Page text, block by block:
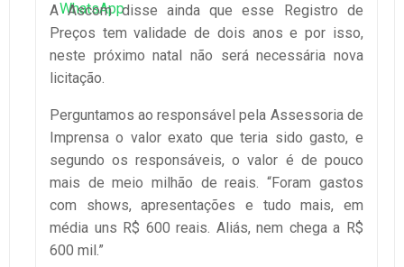
A Ascom disse ainda que esse Registro de
Preços tem validade de dois anos e por isso,
neste próximo natal não será necessária nova
licitação.
Perguntamos ao responsável pela Assessoria de
Imprensa o valor exato que teria sido gasto, e
segundo os responsáveis, o valor é de pouco
mais de meio milhão de reais. “Foram gastos
com shows, apresentações e tudo mais, em
média uns R$ 600 reais. Aliás, nem chega a R$
600 mil.”